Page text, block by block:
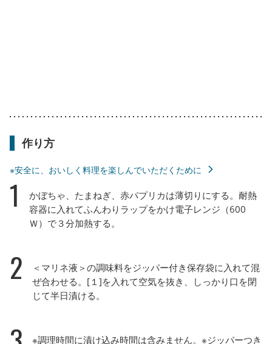
作り方
※安全に、おいしく料理を楽しんでいただくために
1
かぼちゃ、たまねぎ、赤パプリカは薄切りにする。耐熱
容器に入れてふんわりラップをかけ電子レンジ（600
Ｗ）で３分加熱する。
2
＜マリネ液＞の調味料をジッパー付き保存袋に入れて混
ぜ合わせる。[１]を入れて空気を抜き、しっかり口を閉
じて半日漬ける。
※調理時間に漬け込み時間は含みません。※ジッパーつき